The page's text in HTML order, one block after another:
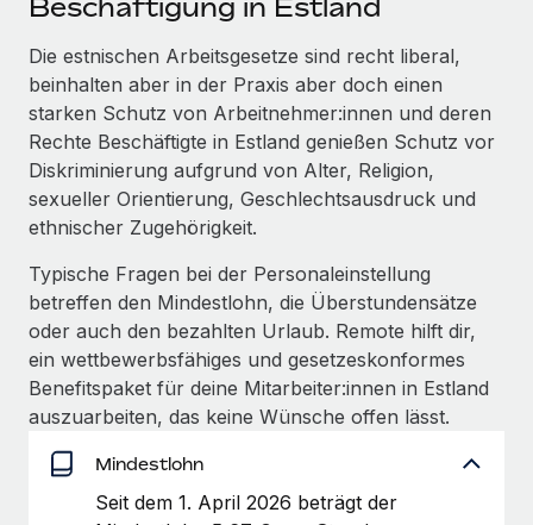
Tools
DIENSTLEISTUNGEN
Frag unsere Expert:innen
Hilfe von Expert:innen für globale HR & Compliance
Background-Checks
Einfacheres Bewerber:innen-Screening
Compliance Watchtower
Lückenlose Compliance
Geräteverwaltung
Globale Bereitstellung und Verfolgung von IT-
Geräten
Gründung von Niederlassungen
Schnelle, rechtssichere Gründung von
Partner werden
Entdecke die Möglichkeiten einer Partnerschaft
Remote Build
Demnächst verfügbar
Beratung zu Integrationen und KI-Automatisierung
So hat der KI-Vorreiter Weaviate sein Team mit
Remote um 120 % vergrößert
Weaviate auf einen Blick Weaviate entwickelt KI-basierte
Open-Source-Infrastrukturen. Das...
Mehr erfahren
Managements – die Erfolgsgeschichte einer
Newsroom
Informationen zu Gehältern und Qualifikationen
Insights Center
Hol dir Unterstützung
Alle Ressourcen anzeigen
BLOG
Globale Payroll
EOR und PEO
Contractor Management
Steuern
Beschäftigung in Estland
Die estnischen Arbeitsgesetze sind recht liberal,
beinhalten aber in der Praxis aber doch einen
starken Schutz von Arbeitnehmer:innen und deren
Rechte Beschäftigte in Estland genießen Schutz vor
Diskriminierung aufgrund von Alter, Religion,
sexueller Orientierung, Geschlechtsausdruck und
ethnischer Zugehörigkeit.
Typische Fragen bei der Personaleinstellung
betreffen den Mindestlohn, die Überstundensätze
oder auch den bezahlten Urlaub. Remote hilft dir,
ein wettbewerbsfähiges und gesetzeskonformes
Benefitspaket für deine Mitarbeiter:innen in Estland
auszuarbeiten, das keine Wünsche offen lässt.
Mindestlohn
Seit dem 1. April 2026 beträgt der